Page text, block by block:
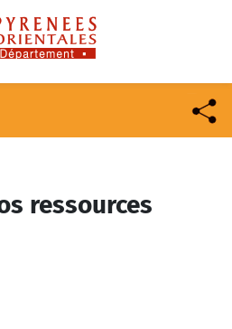
ressources